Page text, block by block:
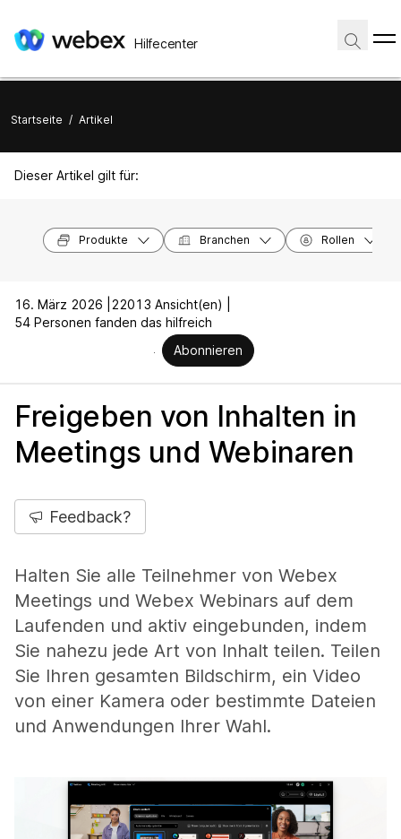
Hilfecenter
Startseite / Artikel
Dieser Artikel gilt für:
Produkte Branchen Rollen
16. März 2026 |
22013 Ansicht(en) |
54 Personen fanden das hilfreich
Abonnieren
Freigeben von Inhalten in
Meetings und Webinaren
Feedback?
Halten Sie alle Teilnehmer von Webex
Meetings und Webex Webinars auf dem
Laufenden und aktiv eingebunden, indem
Sie nahezu jede Art von Inhalt teilen. Teilen
Sie Ihren gesamten Bildschirm, ein Video
von einer Kamera oder bestimmte Dateien
und Anwendungen Ihrer Wahl.